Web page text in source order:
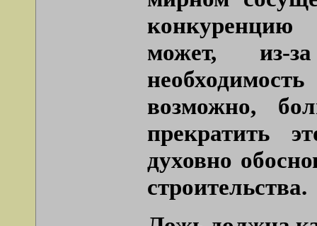
может, из-
возможно,
прекратить
духовно
строительства.